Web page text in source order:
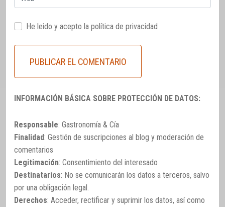
He leido y acepto la política de privacidad
INFORMACIÓN BÁSICA SOBRE PROTECCIÓN DE DATOS:
Responsable: Gastronomía & Cía
Finalidad: Gestión de suscripciones al blog y moderación de
comentarios
Legitimación: Consentimiento del interesado
Destinatarios: No se comunicarán los datos a terceros, salvo
por una obligación legal.
Derechos: Acceder, rectificar y suprimir los datos, así como